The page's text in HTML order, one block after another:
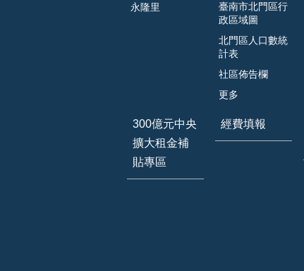
永隆里
臺南市北門區行
政區域圖
北門區人口數統
計表
社區佈告欄
更多
300億元中央
擴大租金補
貼專區
經費填報